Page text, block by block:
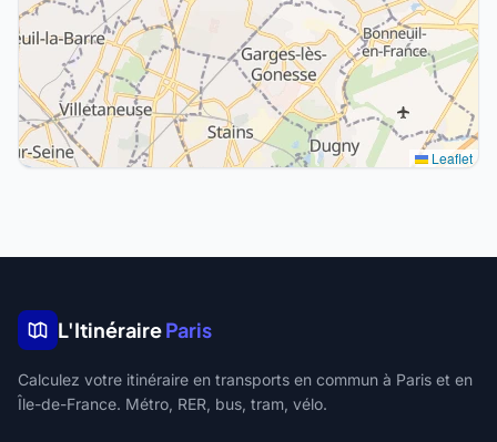
Leaflet
L'ItinéraireParis
Calculez votre itinéraire en transports en commun à Paris et en
Île-de-France. Métro, RER, bus, tram, vélo.